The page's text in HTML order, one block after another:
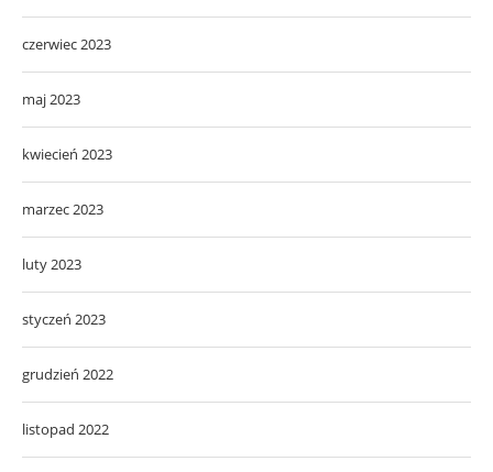
czerwiec 2023
maj 2023
kwiecień 2023
marzec 2023
luty 2023
styczeń 2023
grudzień 2022
listopad 2022